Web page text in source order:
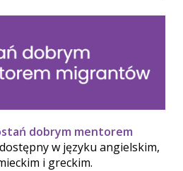
dobrym mentorem
w języku angielskim,
i greckim.